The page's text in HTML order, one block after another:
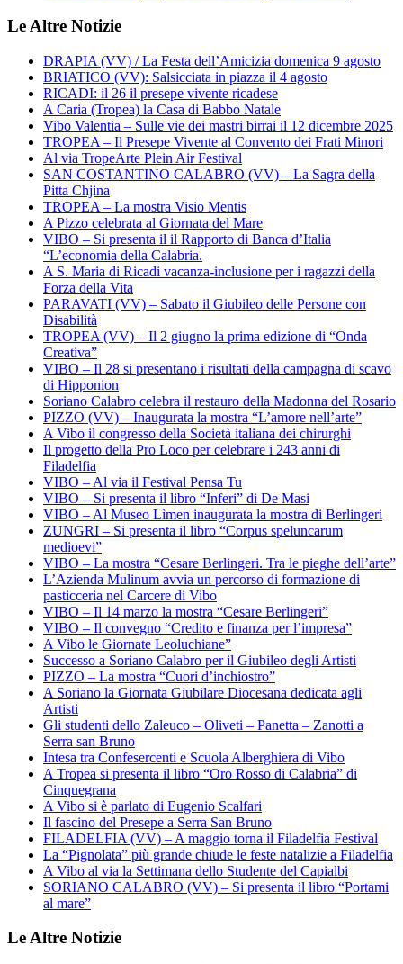
Le Altre Notizie
DRAPIA (VV) / La Festa dell’Amicizia domenica 9 agosto
BRIATICO (VV): Salsicciata in piazza il 4 agosto
RICADI: il 26 il presepe vivente ricadese
A Caria (Tropea) la Casa di Babbo Natale
Vibo Valentia – Sulle vie dei mastri birrai il 12 dicembre 2025
TROPEA – Il Presepe Vivente al Convento dei Frati Minori
Al via TropeArte Plein Air Festival
SAN COSTANTINO CALABRO (VV) – La Sagra della
Pitta Chjina
TROPEA – La mostra Visio Mentis
A Pizzo celebrata al Giornata del Mare
VIBO – Si presenta il il Rapporto di Banca d’Italia
“L’economia della Calabria.
A S. Maria di Ricadi vacanza-inclusione per i ragazzi della
Forza della Vita
PARAVATI (VV) – Sabato il Giubileo delle Persone con
Disabilità
TROPEA (VV) – Il 2 giugno la prima edizione di “Onda
Creativa”
VIBO – Il 28 si presentano i risultati della campagna di scavo
di Hipponion
Soriano Calabro celebra il restauro della Madonna del Rosario
PIZZO (VV) – Inaugurata la mostra “L’amore nell’arte”
A Vibo il congresso della Società italiana dei chirurghi
Il progetto della Pro Loco per celebrare i 243 anni di
Filadelfia
VIBO – Al via il Festival Pensa Tu
VIBO – Si presenta il libro “Inferi” di De Masi
VIBO – Al Museo Lìmen inaugurata la mostra di Berlingeri
ZUNGRI – Si presenta il libro “Corpus speluncarum
medioevi”
VIBO – La mostra “Cesare Berlingeri. Tra le pieghe dell’arte”
L’Azienda Mulinum avvia un percorso di formazione di
pasticceria nel Carcere di Vibo
VIBO – Il 14 marzo la mostra “Cesare Berlingeri”
VIBO – Il convegno “Credito e finanza per l’impresa”
A Vibo le Giornate Leoluchiane”
Successo a Soriano Calabro per il Giubileo degli Artisti
PIZZO – La mostra “Cuori d’inchiostro”
A Soriano la Giornata Giubilare Diocesana dedicata agli
Artisti
Gli studenti dello Zaleuco – Oliveti – Panetta – Zanotti a
Serra san Bruno
Intesa tra Confesercenti e Scuola Alberghiera di Vibo
A Tropea si presenta il libro “Oro Rosso di Calabria” di
Cinquegrana
A Vibo si è parlato di Eugenio Scalfari
Il fascino del Presepe a Serra San Bruno
FILADELFIA (VV) – A maggio torna il Filadelfia Festival
La “Pignolata” più grande chiude le feste natalizie a Filadelfia
A Vibo al via la Settimana dello Studente del Capialbi
SORIANO CALABRO (VV) – Si presenta il libro “Portami
al mare”
Le Altre Notizie